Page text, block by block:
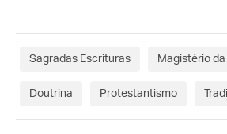
Sagradas Escrituras Magistério
Doutrina Protestantismo